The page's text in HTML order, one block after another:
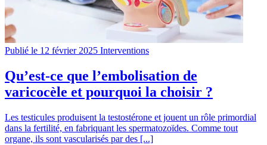
Publié le 12 février 2025 Interventions
Qu’est-ce que l’embolisation de
varicocèle et pourquoi la choisir ?
Les testicules produisent la testostérone et jouent un rôle primordial
dans la fertilité, en fabriquant les spermatozoïdes. Comme tout
organe, ils sont vascularisés par des [...]